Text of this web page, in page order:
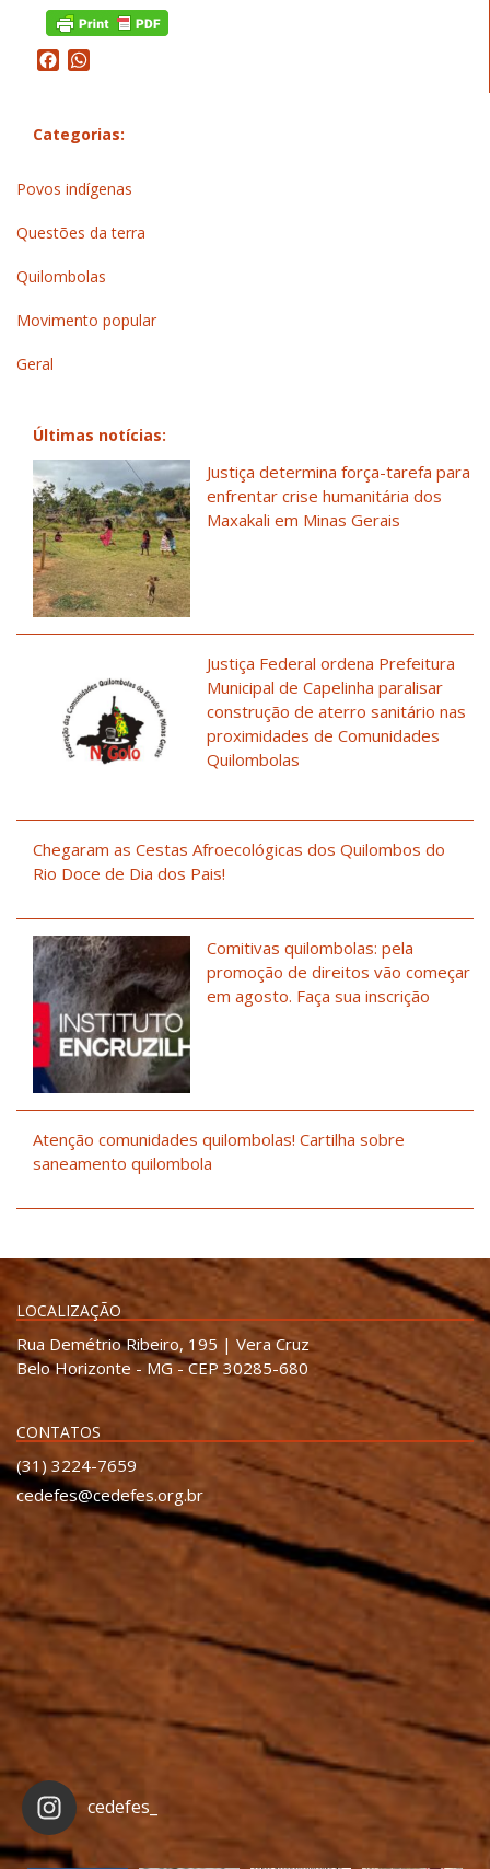
Facebook
Categorias:
Povos indígenas
Questões da terra
Quilombolas
Movimento popular
Geral
Últimas notícias:
Justiça determina força-tarefa para
enfrentar crise humanitária dos
Maxakali em Minas Gerais
Justiça Federal ordena Prefeitura
Municipal de Capelinha paralisar
construção de aterro sanitário nas
proximidades de Comunidades
Quilombolas
Chegaram as Cestas Afroecológicas dos Quilombos do
Rio Doce de Dia dos Pais!
Comitivas quilombolas: pela
promoção de direitos vão começar
em agosto. Faça sua inscrição
Atenção comunidades quilombolas! Cartilha sobre
saneamento quilombola
LOCALIZAÇÃO
Rua Demétrio Ribeiro, 195 | Vera Cruz
Belo Horizonte - MG - CEP 30285-680
CONTATOS
(31) 3224-7659
cedefes@cedefes.org.br
cedefes_